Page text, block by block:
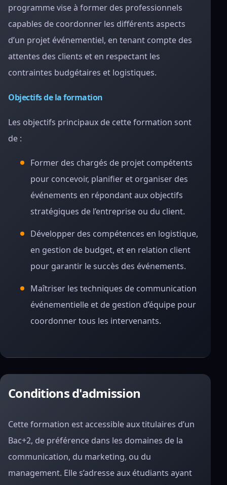
programme vise à former des professionnels
capables de coordonner les différents aspects
d’un projet événementiel, en tenant compte des
attentes des clients et en respectant les
contraintes budgétaires et logistiques.
Objectifs de la formation
Les objectifs principaux de cette formation sont
de :
Former des chargés de projet compétents
pour concevoir, planifier et organiser des
événements en répondant aux objectifs
stratégiques de l’entreprise ou du client.
Développer des compétences en logistique,
en gestion de budget, et en relation client
pour garantir le succès des événements.
Maîtriser les techniques de communication
événementielle et de gestion d’équipe pour
coordonner tous les intervenants.
Conditions d'admission
Cette formation est accessible aux titulaires d’un
Bac+2, de préférence dans les domaines de la
communication, du marketing, ou du
management. Elle s’adresse aux étudiants ayant